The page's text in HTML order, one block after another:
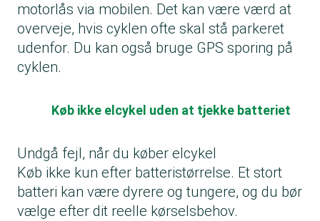
motorlås via mobilen. Det kan være værd at
overveje, hvis cyklen ofte skal stå parkeret
udenfor. Du kan også bruge GPS sporing på
cyklen.
Køb ikke elcykel uden at tjekke batteriet
Undgå fejl, når du køber elcykel
Køb ikke kun efter batteristørrelse. Et stort
batteri kan være dyrere og tungere, og du bør
vælge efter dit reelle kørselsbehov.